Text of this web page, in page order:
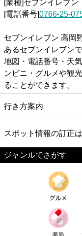
[業種]セブンイレブン
[電話番号]0766-25-
セブンイレブン 高岡
あるセブンイレブン
地図・電話番号・天
ンビニ・グルメや観
ることができます。
行き方案内
スポット情報の訂正
ジャンルでさがす